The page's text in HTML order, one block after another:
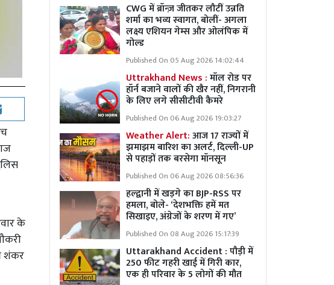
के
शंकर
CWG में ब्रॉन्ज़ जीतकर लौटीं उन्नति
शर्मा का भव्य स्वागत, बोलीं- अगला
लक्ष्य एशियन गेम्स और ओलंपिक में
गोल्ड
Published On 05 Aug 2026 14:02:44
Uttrakhand News :मॉल रोड पर
हॉर्न बजाने वालों की खैर नहीं, निगरानी
के लिए लगे सीसीटीवी कैमरे
Published On 06 Aug 2026 19:03:27
Weather Alert:आज 17 राज्यों में
झमाझम बारिश का अलर्ट, दिल्ली-UP
से पहाड़ों तक बरसेगा मॉनसून
Published On 06 Aug 2026 08:56:36
हल्द्वानी में खड़गे का BJP-RSS पर
हमला, बोले- ‘देशभक्ति हमें मत
सिखाइए, अंग्रेजों के शरण में गए’
Published On 08 Aug 2026 15:17:39
Uttarakhand Accident : पौड़ी में
250 फीट गहरी खाई में गिरी कार,
एक ही परिवार के 5 लोगों की मौत